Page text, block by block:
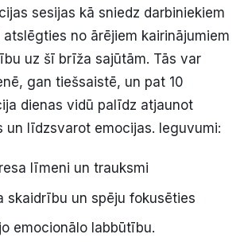
sesijas kā sniedz darbiniekiem
no ārējiem kairinājumiem
uz šī brīža sajūtām. Tās var
gan tiešsaistē, un pat 10
dienas vidū palīdz atjaunot
un līdzsvarot emocijas. Ieguvumi:
līmeni un trauksmi
skaidrību un spēju fokusēties
emocionālo labbūtību.